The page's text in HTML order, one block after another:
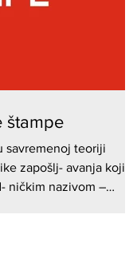
štampe
savremenoj teoriji
zapošlj- avanja koji
ničkim nazivom –